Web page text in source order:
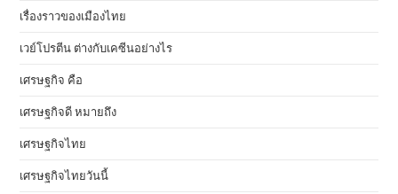
เรื่องราวของเมืองไทย
เวย์โปรตีน ต่างกับเคซีนอย่างไร
เศรษฐกิจ คือ
เศรษฐกิจดี หมายถึง
เศรษฐกิจไทย
เศรษฐกิจไทยวันนี้